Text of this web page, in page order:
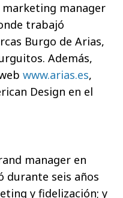
manager
trabajó
Burgo de Arias,
Además,
www.arias.es,
Design en el
manager en
durante seis años
y fidelización; y